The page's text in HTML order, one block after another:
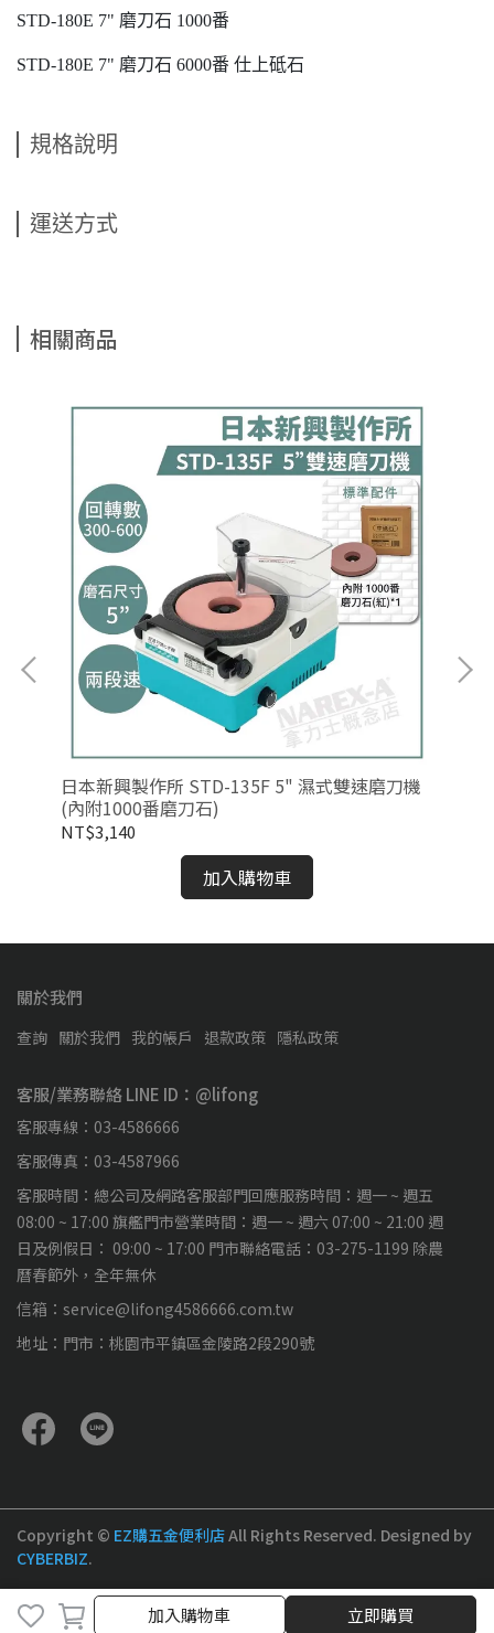
加入購物車
加入購物車 立即購買
STD-180E 7" 磨刀石 1000番
STD-180E 7" 磨刀石 6000番 仕上砥石
規格說明
運送方式
相關商品
日本新興製作所 STD-135F 5" 濕式雙速磨刀機
(內附1000番磨刀石)
NT$3,140
加入購物車
關於我們
查詢 關於我們 我的帳戶 退款政策 隱私政策
客服/業務聯絡 LINE ID：@lifong
客服專線：03-4586666
客服傳真：03-4587966
客服時間：總公司及網路客服部門回應服務時間：週一 ~ 週五
08:00 ~ 17:00 旗艦門市營業時間：週一 ~ 週六 07:00 ~ 21:00 週
日及例假日： 09:00 ~ 17:00 門市聯絡電話：03-275-1199 除農
曆春節外，全年無休
信箱：service@lifong4586666.com.tw
地址：門市：桃園市平鎮區金陵路2段290號
Copyright © EZ購五金便利店All Rights Reserved. Designed by
CYBERBIZ.